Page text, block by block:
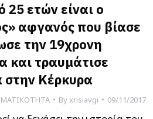
ετών είναι ο
αφγανός που βίασε
την 19χρονη
και τραυμάτισε
στην Κέρκυρα
Byxrisiavgi 09/11/2017